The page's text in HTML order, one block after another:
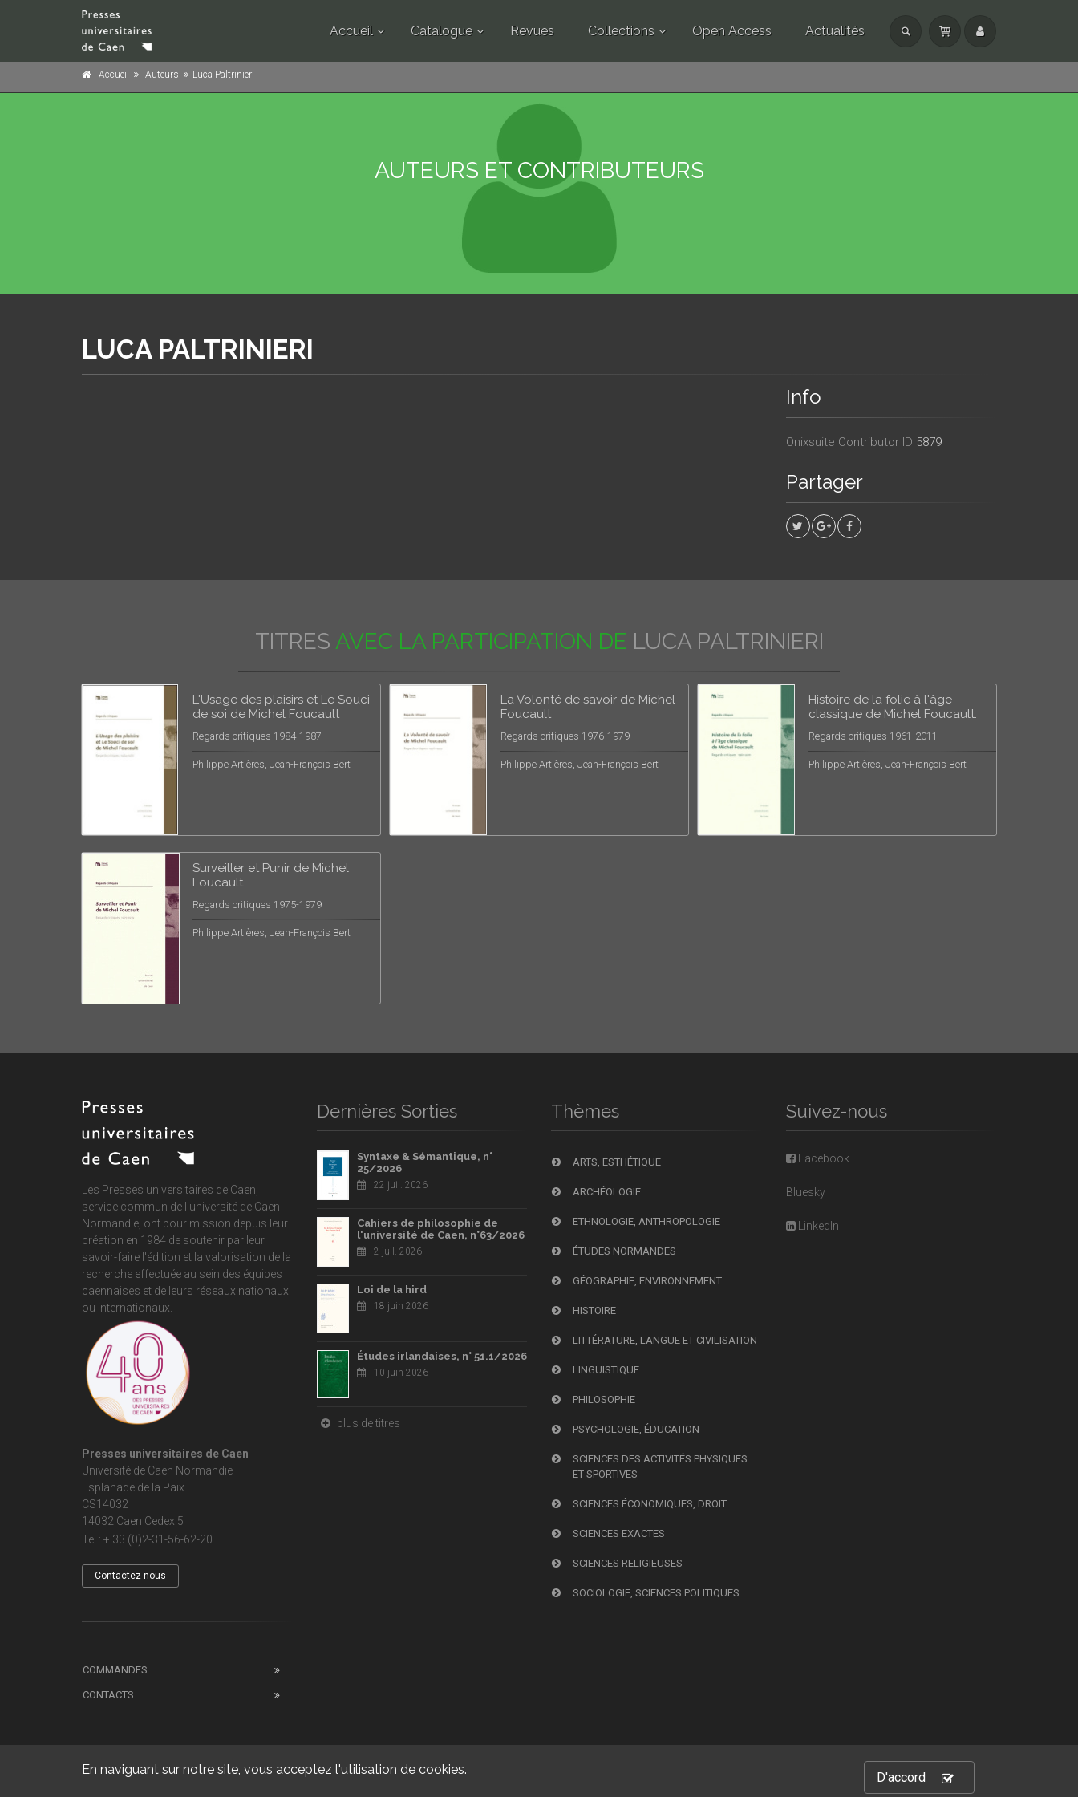
En naviguant sur notre site, vous acceptez l'utilisation de cookies.
D'accord
Accueil Catalogue Revues Collections Open Access Actualités
Accueil Auteurs Luca Paltrinieri
AUTEURS ET CONTRIBUTEURS
LUCA PALTRINIERI
Info
Onixsuite Contributor ID 5879
Partager
TITRES AVEC LA PARTICIPATION DE LUCA PALTRINIERI
L'Usage des plaisirs et Le Souci
de soi de Michel Foucault
Regards critiques 1984-1987
Philippe Artières, Jean-François Bert
La Volonté de savoir de Michel
Foucault
Regards critiques 1976-1979
Philippe Artières, Jean-François Bert
Histoire de la folie à l'âge
classique de Michel Foucault.
Regards critiques 1961-2011
Philippe Artières, Jean-François Bert
Surveiller et Punir de Michel
Foucault
Regards critiques 1975-1979
Philippe Artières, Jean-François Bert
Les Presses universitaires de Caen,
service commun de l'université de Caen
Normandie, ont pour mission depuis leur
création en 1984 de soutenir par leur
savoir-faire l'édition et la valorisation de la
recherche effectuée au sein des équipes
caennaises et de leurs réseaux nationaux
ou internationaux.
Presses universitaires de Caen
Université de Caen Normandie
Esplanade de la Paix
CS14032
14032 Caen Cedex 5
Tel : + 33 (0)2-31-56-62-20
Contactez-nous
COMMANDES
CONTACTS
Dernières Sorties
Syntaxe & Sémantique, n°
25/2026
22 juil. 2026
Cahiers de philosophie de
l'université de Caen, n°63/2026
2 juil. 2026
Loi de la hird
18 juin 2026
Études irlandaises, n° 51.1/2026
10 juin 2026
plus de titres
Thèmes
ARTS, ESTHÉTIQUE
ARCHÉOLOGIE
ETHNOLOGIE, ANTHROPOLOGIE
ÉTUDES NORMANDES
GÉOGRAPHIE, ENVIRONNEMENT
HISTOIRE
LITTÉRATURE, LANGUE ET CIVILISATION
LINGUISTIQUE
PHILOSOPHIE
PSYCHOLOGIE, ÉDUCATION
SCIENCES DES ACTIVITÉS PHYSIQUES
ET SPORTIVES
SCIENCES ÉCONOMIQUES, DROIT
SCIENCES EXACTES
SCIENCES RELIGIEUSES
SOCIOLOGIE, SCIENCES POLITIQUES
Suivez-nous
Facebook
Bluesky
LinkedIn